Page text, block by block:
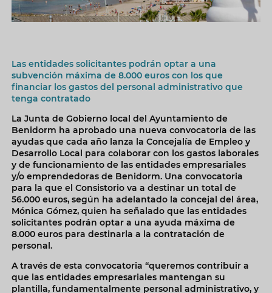
Las entidades solicitantes podrán optar a una
subvención máxima de 8.000 euros con los que
financiar los gastos del personal administrativo que
tenga contratado
La Junta de Gobierno local del Ayuntamiento de
Benidorm ha aprobado una nueva convocatoria de las
ayudas que cada año lanza la Concejalía de Empleo y
Desarrollo Local para colaborar con los gastos laborales
y de funcionamiento de las entidades empresariales
y/o emprendedoras de Benidorm. Una convocatoria
para la que el Consistorio va a destinar un total de
56.000 euros, según ha adelantado la concejal del área,
Mónica Gómez, quien ha señalado que las entidades
solicitantes podrán optar a una ayuda máxima de
8.000 euros para destinarla a la contratación de
personal.
A través de esta convocatoria “queremos contribuir a
que las entidades empresariales mantengan su
plantilla, fundamentalmente personal administrativo, y